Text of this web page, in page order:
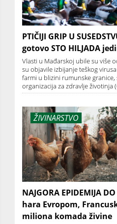
PTIČIJI GRIP U
gotovo STO HILJADA
Vlasti u Mađarskoj ubile su više
su objavile izbijanje teškog
farmi u blizini rumunske granice,
organizacija za zdravlje životinja
ŽIVINARSTVO
NAJGORA EPIDEMIJA
hara Evropom,
miliona komada živine